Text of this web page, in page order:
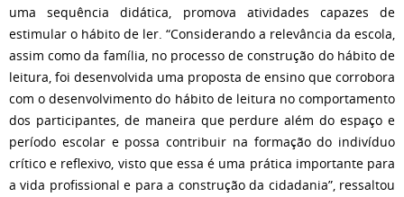
uma sequência didática, promova atividades capazes de
estimular o hábito de ler. “Considerando a relevância da escola,
assim como da família, no processo de construção do hábito de
leitura, foi desenvolvida uma proposta de ensino que corrobora
com o desenvolvimento do hábito de leitura no comportamento
dos participantes, de maneira que perdure além do espaço e
período escolar e possa contribuir na formação do indivíduo
crítico e reflexivo, visto que essa é uma prática importante para
a vida profissional e para a construção da cidadania”, ressaltou